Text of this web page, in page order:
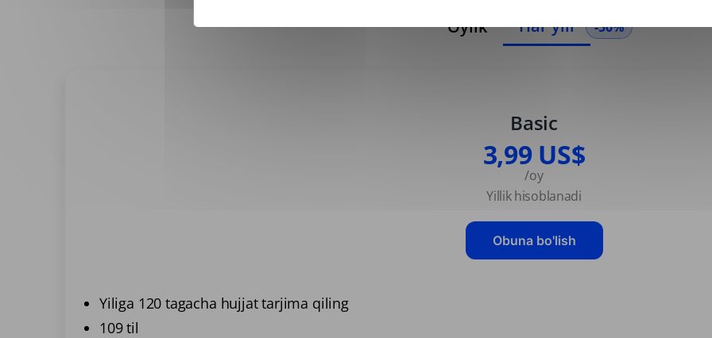
Oylik Har yili -50%
Basic
3,99 US$
/oy
Yillik hisoblanadi
Obuna bo'lish
Yiliga 120 tagacha hujjat tarjima qiling
109 til